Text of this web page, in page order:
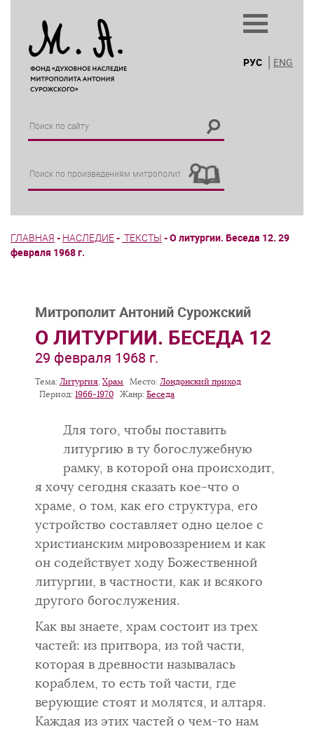
РУС ENG
ГЛАВНАЯ - НАСЛЕДИЕ- ТЕКСТЫ -О литургии. Беседа 12. 29
февраля 1968 г.
Митрополит Антоний Сурожский
О ЛИТУРГИИ. БЕСЕДА 12
29 февраля 1968 г.
Тема: Литургия Храм Место: Лондонский приход
Период: 1966-1970 Жанр: Беседа
Для того, чтобы поставить
литургию в ту богослужебную
рамку, в которой она происходит,
я хочу сегодня сказать кое-что о
храме, о том, как его структура, его
устройство составляет одно целое с
хрис­тианским мировоззрением и как
он содействует ходу Божественной
литур­гии, в частности, как и всякого
другого богослужения.
Как вы знаете, храм состоит из трех
частей: из притвора, из той части,
которая в древности называлась
кораблем, то есть той части, где
верующие стоят и молятся, и алтаря.
Каждая из этих частей о чем-то нам